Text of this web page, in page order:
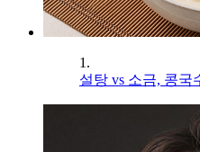
1.
설탕 vs 소금, 콩국